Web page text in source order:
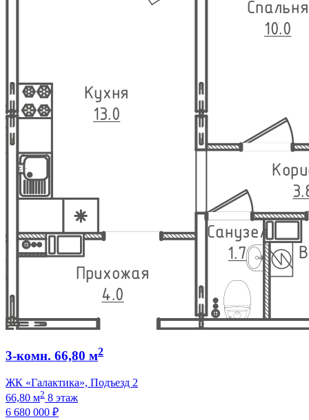
3-комн. 66,80 м2
ЖК «Галактика», Подъезд 2
66,80 м2 8 этаж
6 680 000 ₽